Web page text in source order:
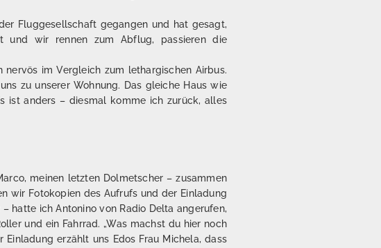
Fluggesellschaft gegangen und hat gesagt,
und wir rennen zum Abflug, passieren die
im Vergleich zum lethargischen Airbus.
zu unserer Wohnung. Das gleiche Haus wie
ist anders – diesmal komme ich zurück, alles
meinen letzten Dolmetscher – zusammen
wir Fotokopien des Aufrufs und der Einladung
hatte ich Antonino von Radio Delta angerufen,
und ein Fahrrad. „Was machst du hier noch
erzählt uns Edos Frau Michela, dass